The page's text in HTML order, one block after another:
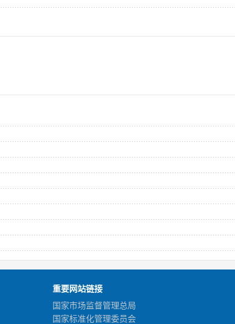
重要网站链接
国家市场监督管理总局
国家标准化管理委员会